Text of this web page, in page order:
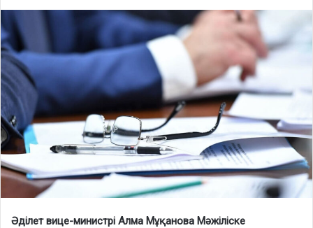
Әділет вице-министрі Алма Мұқанова Мәжіліске